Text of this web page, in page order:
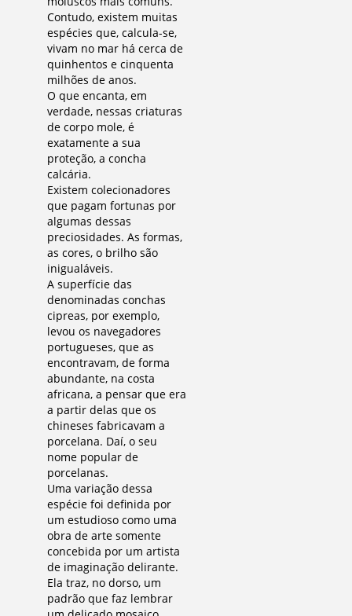
Contudo, existem muitas
espécies que, calcula-se,
vivam no mar há cerca de
quinhentos e cinquenta
milhões de anos.
O que encanta, em
verdade, nessas criaturas
de corpo mole, é
exatamente a sua
proteção, a concha
calcária.
Existem colecionadores
que pagam fortunas por
algumas dessas
preciosidades. As formas,
as cores, o brilho são
inigualáveis.
A superfície das
denominadas conchas
cipreas, por exemplo,
levou os navegadores
portugueses, que as
encontravam, de forma
abundante, na costa
africana, a pensar que era
a partir delas que os
chineses fabricavam a
porcelana. Daí, o seu
nome popular de
porcelanas.
Uma variação dessa
espécie foi definida por
um estudioso como uma
obra de arte somente
concebida por um artista
de imaginação delirante.
Ela traz, no dorso, um
padrão que faz lembrar